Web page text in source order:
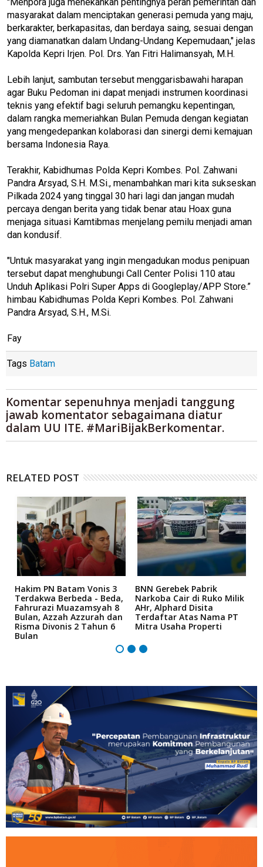
masyarakat dalam menciptakan generasi pemuda yang maju,
berkarakter, berkapasitas, dan berdaya saing, sesuai dengan
yang diamanatkan dalam Undang-Undang Kepemudaan," jelas
Kapolda Kepri Irjen. Pol. Drs. Yan Fitri Halimansyah, M.H.
Lebih lanjut, sambutan tersebut menggarisbawahi harapan
agar Buku Pedoman ini dapat menjadi instrumen koordinasi
teknis yang efektif bagi seluruh pemangku kepentingan,
dalam rangka memeriahkan Bulan Pemuda dengan kegiatan
yang mengedepankan kolaborasi dan sinergi demi kemajuan
bersama Indonesia Raya.
Terakhir, Kabidhumas Polda Kepri Kombes. Pol. Zahwani
Pandra Arsyad, S.H. M.Si., menambahkan mari kita sukseskan
Pilkada 2024 yang tinggal 30 hari lagi dan jangan mudah
percaya dengan berita yang tidak benar atau Hoax guna
menjaga situasi Kamtibmas menjelang pemilu menjadi aman
dan kondusif.
"Untuk masyarakat yang ingin mengadukan modus penipuan
tersebut dapat menghubungi Call Center Polisi 110 atau
Unduh Aplikasi Polri Super Apps di Googleplay/APP Store.”
himbau Kabidhumas Polda Kepri Kombes. Pol. Zahwani
Pandra Arsyad, S.H., M.Si.
Fay
Tags Batam
Komentar sepenuhnya menjadi tanggung
jawab komentator sebagaimana diatur
dalam UU ITE. #MariBijakBerkomentar.
RELATED POST
Hakim PN Batam Vonis 3
Terdakwa Berbeda - Beda,
Fahrurazi Muazamsyah 8
Bulan, Azzah Azzurah dan
Risma Divonis 2 Tahun 6
Bulan
BNN Gerebek Pabrik
Narkoba Cair di Ruko Milik
AHr, Alphard Disita
Terdaftar Atas Nama PT
Mitra Usaha Properti